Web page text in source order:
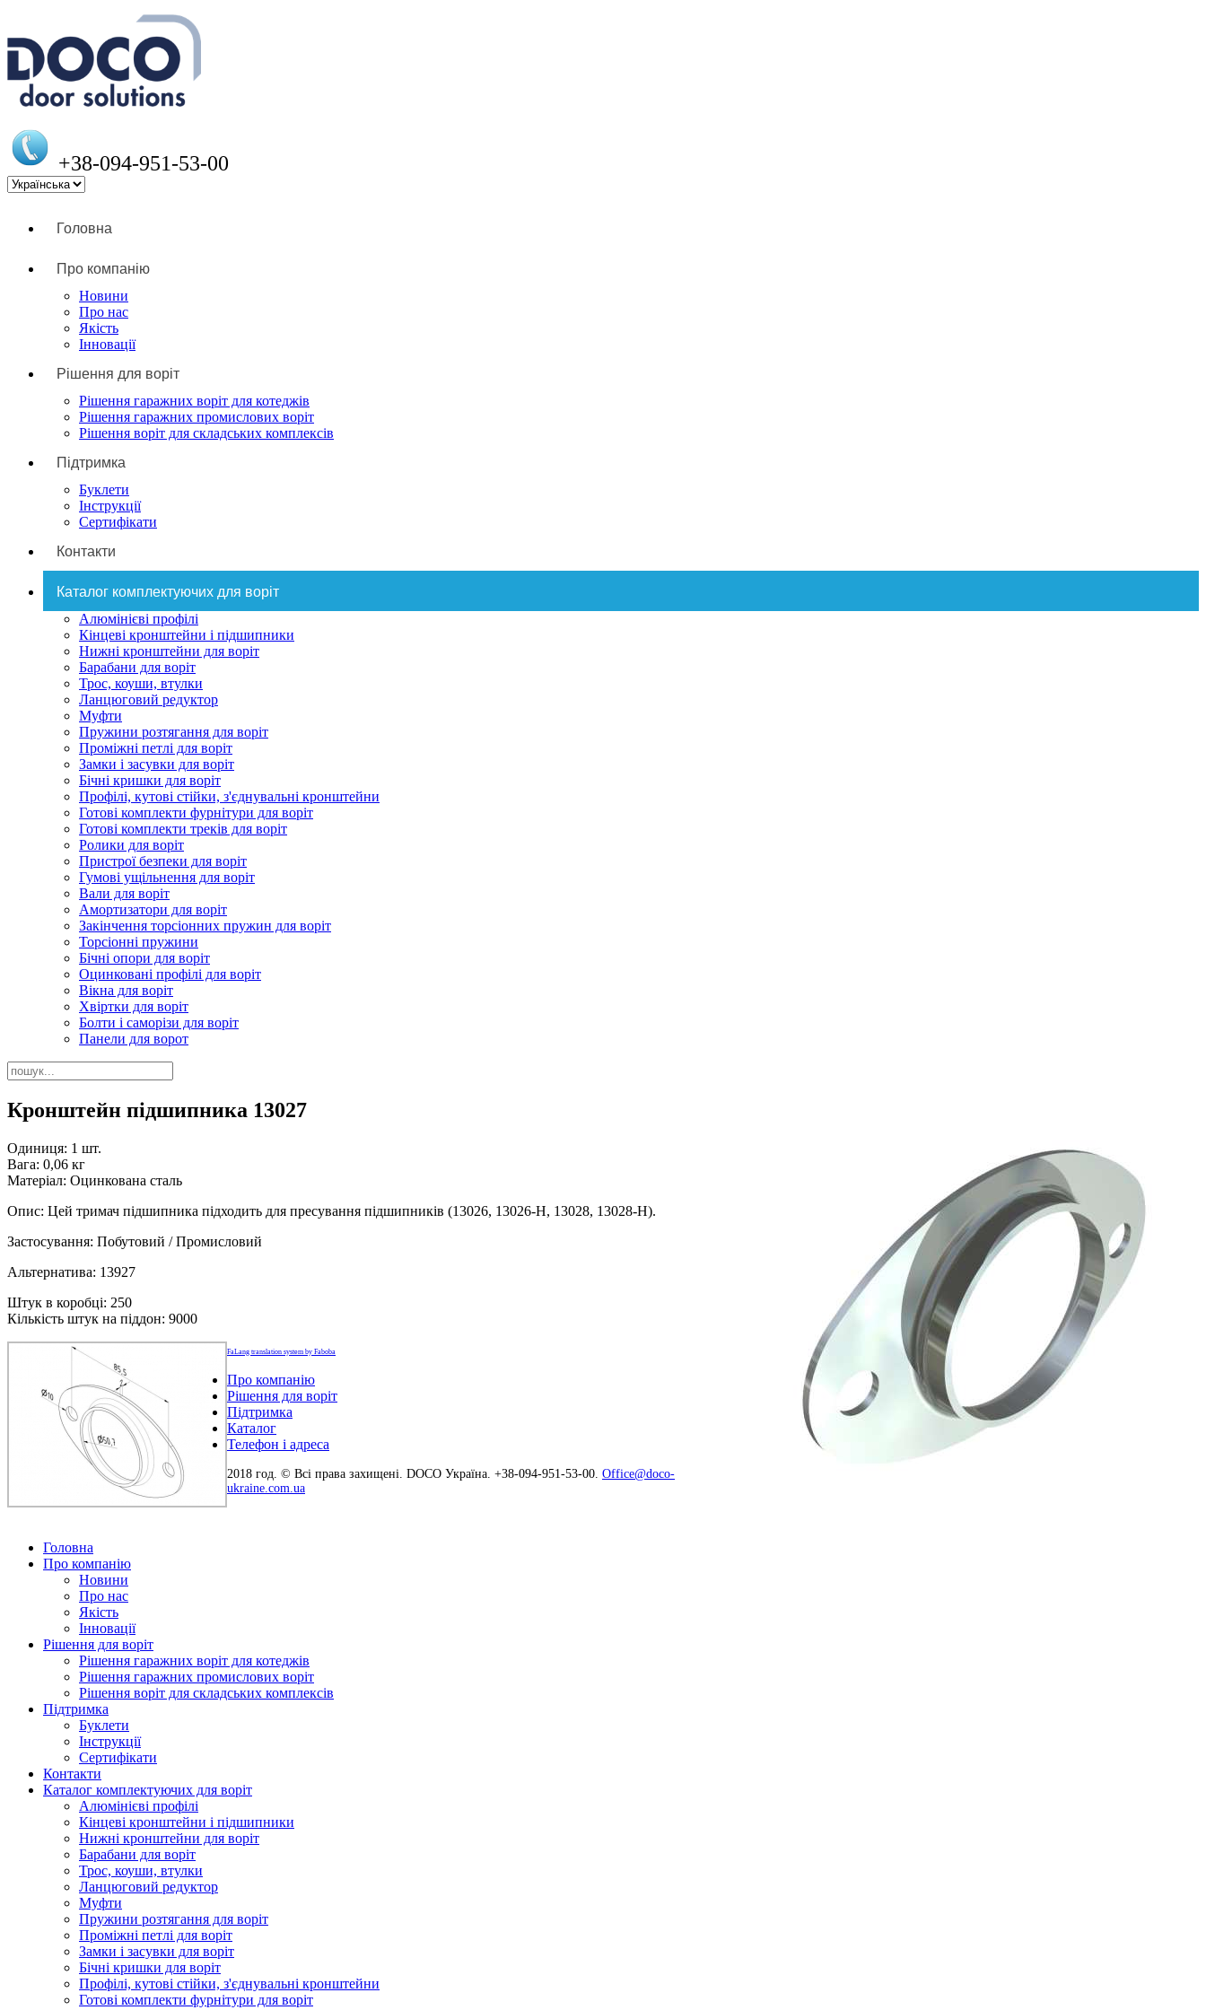
+38-094-951-53-00
Головна
Про компанію
Новини
Про нас
Якість
Інновації
Рішення для воріт
Рішення гаражних воріт для котеджів
Рішення гаражних промислових воріт
Рішення воріт для складських комплексів
Підтримка
Буклети
Інструкції
Сертифікати
Контакти
Каталог комплектуючих для воріт
Алюмінієві профілі
Кінцеві кронштейни і підшипники
Нижні кронштейни для воріт
Барабани для воріт
Трос, коуши, втулки
Ланцюговий редуктор
Муфти
Пружини розтягання для воріт
Проміжні петлі для воріт
Замки і засувки для воріт
Бічні кришки для воріт
Профілі, кутові стійки, з'єднувальні кронштейни
Готові комплекти фурнітури для воріт
Готові комплекти треків для воріт
Ролики для воріт
Пристрої безпеки для воріт
Гумові ущільнення для воріт
Вали для воріт
Амортизатори для воріт
Закінчення торсіонних пружин для воріт
Торсіонні пружини
Бічні опори для воріт
Оцинковані профілі для воріт
Вікна для воріт
Хвіртки для воріт
Болти і саморізи для воріт
Панели для ворот
Кронштейн підшипника 13027
Одиниця: 1 шт.
Вага: 0,06 кг
Матеріал: Оцинкована сталь
Опис: Цей тримач підшипника підходить для пресування підшипників (13026, 13026-H, 13028, 13028-H).
Застосування: Побутовий / Промисловий
Альтернатива: 13927
Штук в коробці: 250
Кількість штук на піддон: 9000
FaLang translation system by Faboba
Про компанію
Рішення для воріт
Підтримка
Каталог
Телефон і адреса
2018 год. © Всі права захищені. DOCO Україна. +38-094-951-53-00. Office@doco-
ukraine.com.ua
Головна
Про компанію
Новини
Про нас
Якість
Інновації
Рішення для воріт
Рішення гаражних воріт для котеджів
Рішення гаражних промислових воріт
Рішення воріт для складських комплексів
Підтримка
Буклети
Інструкції
Сертифікати
Контакти
Каталог комплектуючих для воріт
Алюмінієві профілі
Кінцеві кронштейни і підшипники
Нижні кронштейни для воріт
Барабани для воріт
Трос, коуши, втулки
Ланцюговий редуктор
Муфти
Пружини розтягання для воріт
Проміжні петлі для воріт
Замки і засувки для воріт
Бічні кришки для воріт
Профілі, кутові стійки, з'єднувальні кронштейни
Готові комплекти фурнітури для воріт